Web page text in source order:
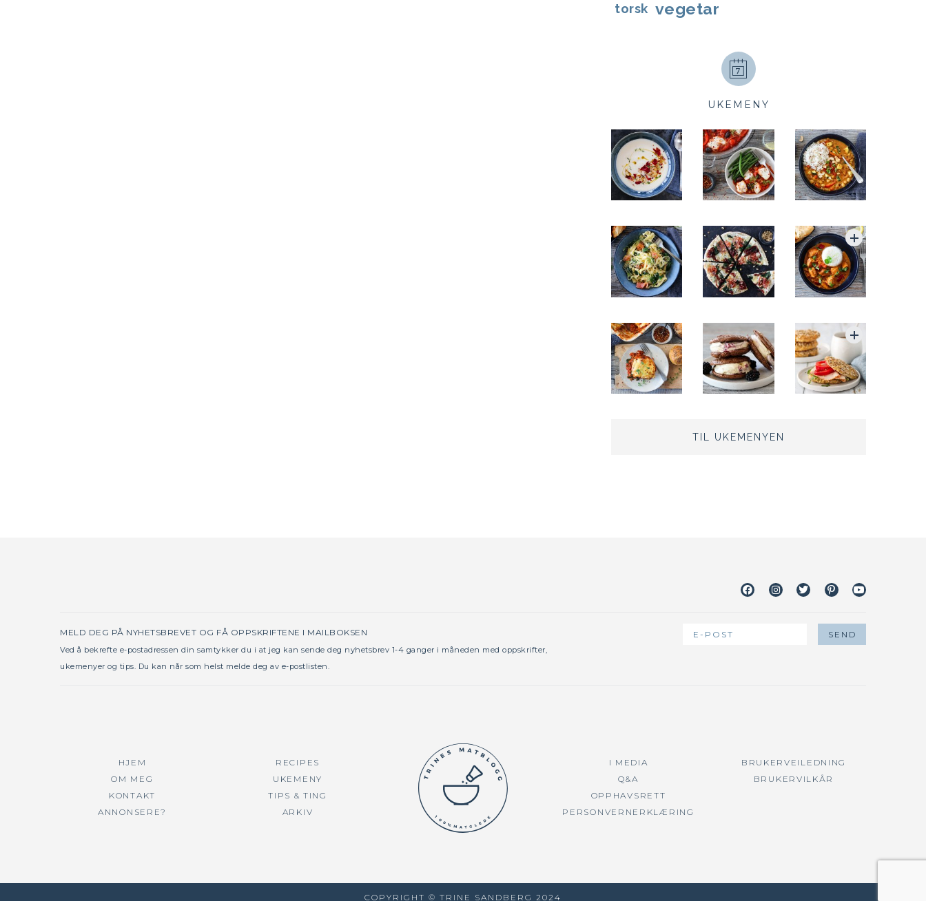
torsk vegetar
UKEMENY
TIL UKEMENYEN
FacebookInstagramTwitterPinterestYoutube
MELD DEG PÅ NYHETSBREVET OG FÅ OPPSKRIFTENE I MAILBOKSEN
Ved å bekrefte e-postadressen din samtykker du i at jeg kan sende deg nyhetsbrev 1-4 ganger i måneden med oppskrifter,
ukemenyer og tips. Du kan når som helst melde deg av e-postlisten.
HJEM
OM MEG
KONTAKT
ANNONSERE?
RECIPES
UKEMENY
TIPS & TING
ARKIV
I MEDIA
Q&A
OPPHAVSRETT
PERSONVERNERKLÆRING
BRUKERVEILEDNING
BRUKERVILKÅR
COPYRIGHT © TRINE SANDBERG 2024